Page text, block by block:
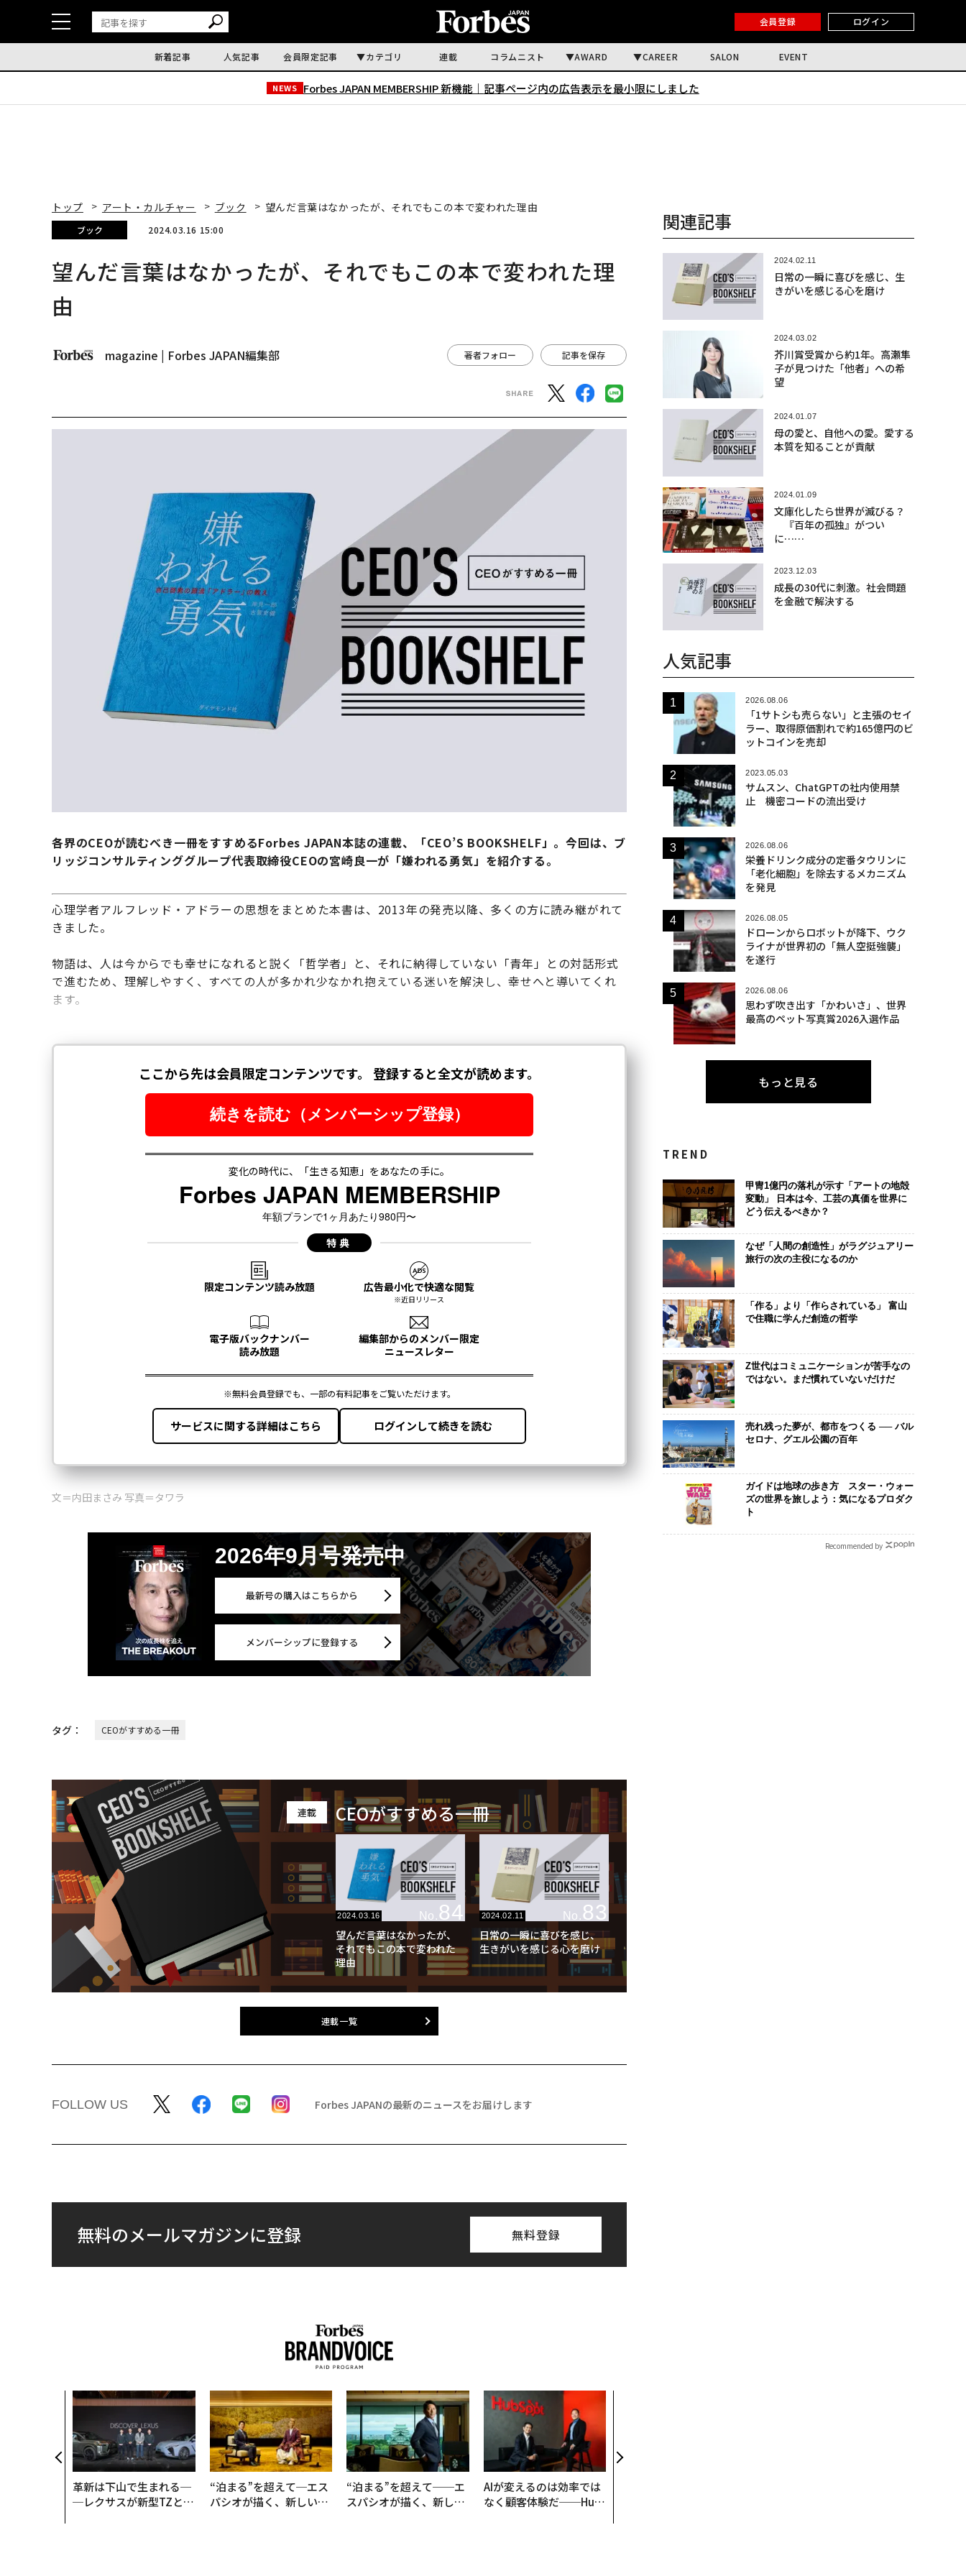
会員登録 ログイン
新着記事 人気記事 会員限定記事 カテゴリ 連載 コラムニスト AWARD CAREER SALON EVENT
NEWS Forbes JAPAN MEMBERSHIP 新機能｜ 記事ページ内の広告表示を最小限にしました
トップ アート・カルチャー ブック 望んだ言葉はなかったが、それでもこの本で変われた理由
ブック 2024.03.16 15:00
望んだ言葉はなかったが、それでもこの本で変われた理
由
magazine | Forbes JAPAN編集部 著者フォロー 記事を保存
各界のCEOが読むべき一冊をすすめるForbes JAPAN本誌の連載、「CEO’S BOOKSHELF」。今回は、ブ
リッジコンサルティンググループ代表取締役CEOの宮崎良一が「嫌われる勇気」を紹介する。
心理学者アルフレッド・アドラーの思想をまとめた本書は、2013年の発売以降、多くの方に読み継がれて
きました。
物語は、人は今からでも幸せになれると説く「哲学者」と、それに納得していない「青年」との対話形式
で進むため、理解しやすく、すべての人が多かれ少なかれ抱えている迷いを解決し、幸せへと導いてくれ
ます。
文＝内田まさみ 写真＝タワラ
2026年9月号発売中
最新号の購入はこちらから
メンバーシップに登録する
タグ： CEOがすすめる一冊
連載 CEOがすすめる一冊
2024.03.16 No. 84
望んだ言葉はなかったが、
それでもこの本で変われた
理由
2024.02.11 No. 83
日常の一瞬に喜びを感じ、
生きがいを感じる心を磨け
連載一覧
FOLLOW US Forbes JAPANの最新のニュースをお届けします
無料のメールマガジンに登録 無料登録
革新は下山で生まれる─
─レクサスが新型TZとE
“泊まる”を超えて─エス
パシオが描く、新しい日
“泊まる”を超えて──エ
スパシオが描く、新しい
AIが変えるのは効率では
なく顧客体験だ──Hub
ビジネス×PwC】
関連記事
2024.02.11
日常の一瞬に喜びを感じ、生
きがいを感じる心を磨け
2024.03.02
芥川賞受賞から約1年。高瀬隼
子が見つけた「他者」への希
望
2024.01.07
母の愛と、自他への愛。愛する
本質を知ることが貢献
2024.01.09
文庫化したら世界が滅びる？
『百年の孤独』がつい
に……
2023.12.03
成長の30代に刺激。社会問題
を金融で解決する
人気記事
2026.08.06
「1サトシも売らない」と主張のセイ
ラー、取得原価割れで約165億円のビ
ットコインを売却
2023.05.03
サムスン、ChatGPTの社内使用禁
止 機密コードの流出受け
2026.08.06
栄養ドリンク成分の定番タウリンに
「老化細胞」を除去するメカニズム
を発見
2026.08.05
ドローンからロボットが降下、ウク
ライナが世界初の「無人空挺強襲」
を遂行
2026.08.06
思わず吹き出す「かわいさ」、世界
最高のペット写真賞2026入選作品
もっと見る
TREND
甲冑1億円の落札が示す「アートの地殻
変動」 日本は今、工芸の真価を世界に
どう伝えるべきか？
なぜ「人間の創造性」がラグジュアリー
旅行の次の主役になるのか
「作る」より「作らされている」 富山
で住職に学んだ創造の哲学
Z世代はコミュニケーションが苦手なの
ではない。まだ慣れていないだけだ
売れ残った夢が、都市をつくる ── バル
セロナ、グエル公園の百年
ガイドは地球の歩き方 スター・ウォー
ズの世界を旅しよう：気になるプロダク
ト
Recommended by